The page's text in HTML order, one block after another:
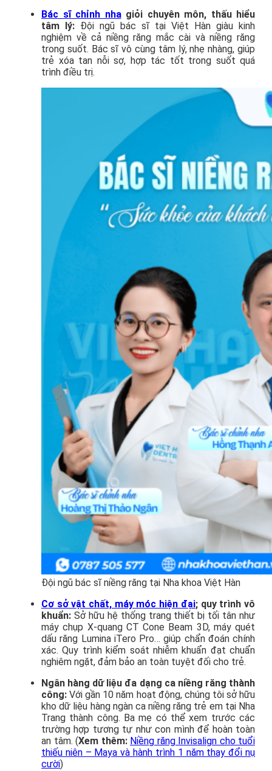
Bác sĩ chỉnh nhagiỏi chuyên môn, thấu hiểu
tâm lý: Đội ngũ bác sĩ tại Việt Hàn giàu kinh
nghiệm về cả niềng răng mắc cài và niềng răng
trong suốt. Bác sĩ vô cùng tâm lý, nhẹ nhàng, giúp
trẻ xóa tan nỗi sợ, hợp tác tốt trong suốt quá
trình điều trị.
Đội ngũ bác sĩ niềng răng tại Nha khoa Việt Hàn
Cơ sở vật chất, máy móc hiện đại; quy trình vô
khuẩn: Sở hữu hệ thống trang thiết bị tối tân như
máy chụp X-quang CT Cone Beam 3D, máy quét
dấu răng Lumina iTero Pro… giúp chẩn đoán chính
xác. Quy trình kiểm soát nhiễm khuẩn đạt chuẩn
nghiêm ngặt, đảm bảo an toàn tuyệt đối cho trẻ.
Ngân hàng dữ liệu đa dạng ca niềng răng thành
công: Với gần 10 năm hoạt động, chúng tôi sở hữu
kho dữ liệu hàng ngàn ca niềng răng trẻ em tại Nha
Trang thành công. Ba mẹ có thể xem trước các
trường hợp tương tự như con mình để hoàn toàn
an tâm. (Xem thêm: Niềng răng Invisalign cho tuổi
thiếu niên – Maya và hành trình 1 năm thay đổi nụ
cười)